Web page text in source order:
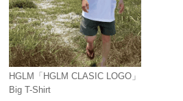
HGLM「HGLM CLASIC LOGO」
Big T-Shirt